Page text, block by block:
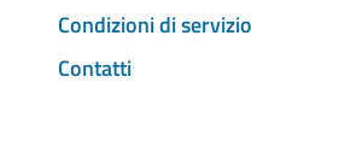
Condizioni di servizio
Contatti